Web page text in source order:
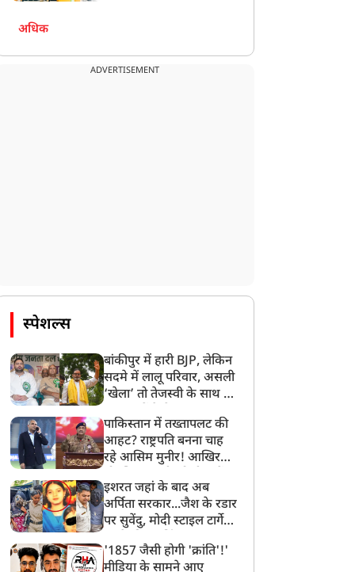
की सही टाइमिंग
अधिक
ADVERTISEMENT
स्पेशल्स
बांकीपुर में हारी BJP, लेकिन
सदमे में लालू परिवार, असली
‘खेला’ तो तेजस्वी के साथ हो
पाकिस्तान में तख्तापलट की
आहट? राष्ट्रपति बनना चाह
रहे आसिम मुनीर! आखिर
बनाया मोहरा?
इशरत जहां के बाद अब
अर्पिता सरकार...जैश के रडार
पर सुवेंदु, मोदी स्टाइल टार्गेट
बड़ा एक्शन!
'1857 जैसी होगी 'क्रांति'!'
मीडिया के सामने आए